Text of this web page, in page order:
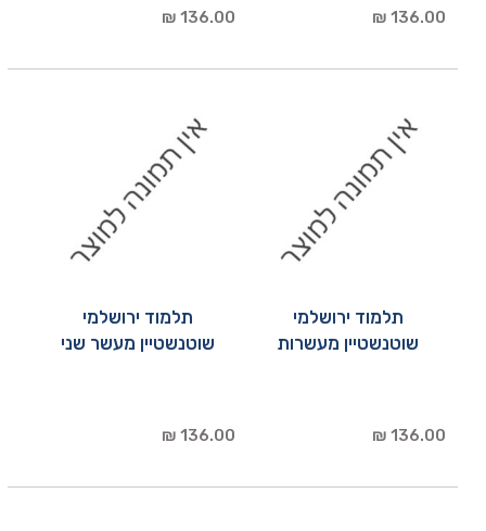
136.00 ₪
136.00 ₪
תלמוד ירושלמי
שוטנשטיין מעשרות
136.00 ₪
תלמוד ירושלמי
שוטנשטיין מעשר שני
136.00 ₪